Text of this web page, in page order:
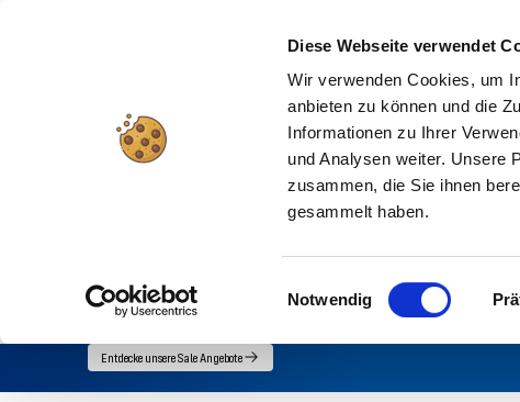
Diese Webseite verwendet
Wir verwenden Cookies, um
anbieten zu können und die
Informationen zu Ihrer
und Analysen weiter. Unsere
zusammen, die Sie ihnen
gesammelt haben.
Einwilligungsauswahl
Notwendig
zum
Entdecke unsere Sale Angebote